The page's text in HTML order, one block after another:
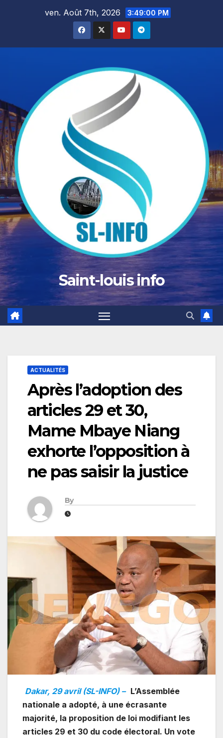
ven. Août 7th, 2026 3:49:01 PM
Saint-louis info
ACTUALITÉS
Après l’adoption des
articles 29 et 30,
Mame Mbaye Niang
exhorte l’opposition à
ne pas saisir la justice
By
Dakar, 29 avril (SL-INFO) – L’Assemblée
nationale a adopté, à une écrasante
majorité, la proposition de loi modifiant les
articles 29 et 30 du code électoral. Un vote